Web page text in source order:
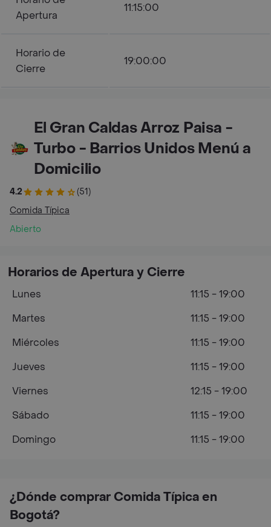
Apertura
11:15:00
Horario de
Cierre
19:00:00
El Gran Caldas Arroz Paisa -
Turbo - Barrios Unidos Menú a
Domicilio
4.2
(51)
Comida Típica
Abierto
¿Dónde comprar Comida Típica en
Bogotá?
Horarios de Apertura y Cierre
Lunes
11:15 - 19:00
Martes
11:15 - 19:00
Miércoles
11:15 - 19:00
Jueves
11:15 - 19:00
Viernes
12:15 - 19:00
Sábado
11:15 - 19:00
Domingo
11:15 - 19:00